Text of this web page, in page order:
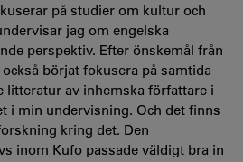
på studier om kultur och
jag om engelska
perspektiv. Efter önskemål från
börjat fokusera på samtida
litteratur av inhemska författare i
i min undervisning. Och det finns
kring det. Den
inom Kufo passade väldigt bra in